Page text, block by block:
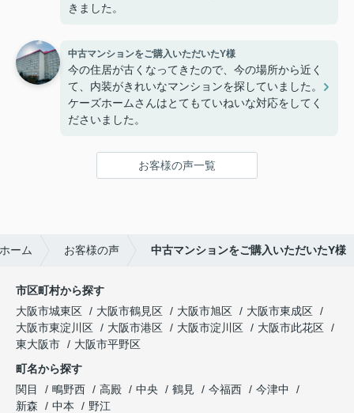
きました。
中古マンションをご購入いただいたY様
今の住居が古くなってきたので、今の場所から近く
て、内装がきれいなマンションを探していました。
ケーズホームさんはとてもていねいな対応をしてく
ださいました。
お客様の声一覧
ーム お客様の声 中古マンションをご購入いただいたY様
市区町村から探す
大阪市城東区
大阪市鶴見区 大阪市旭区
大阪市東成区
大阪市東淀川区
大阪市港区 大阪市淀川区
大阪市此花区
東大阪市
大阪市平野区
町名から探す
関目
鴫野西 高殿 中央 鶴見 今福西
今津中
新森
中本
野江